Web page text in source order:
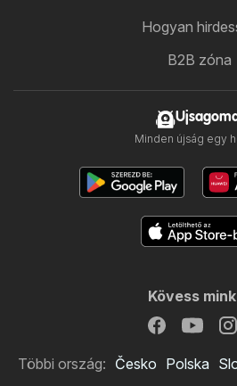
Hogyan
B2B zóna
Minden újság egy
Kövess
Többi ország: Česko Polska